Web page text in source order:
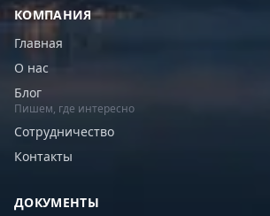
КОМПАНИЯ
Главная
О нас
Блог
Пишем, где интересно
Сотрудничество
Контакты
ДОКУМЕНТЫ